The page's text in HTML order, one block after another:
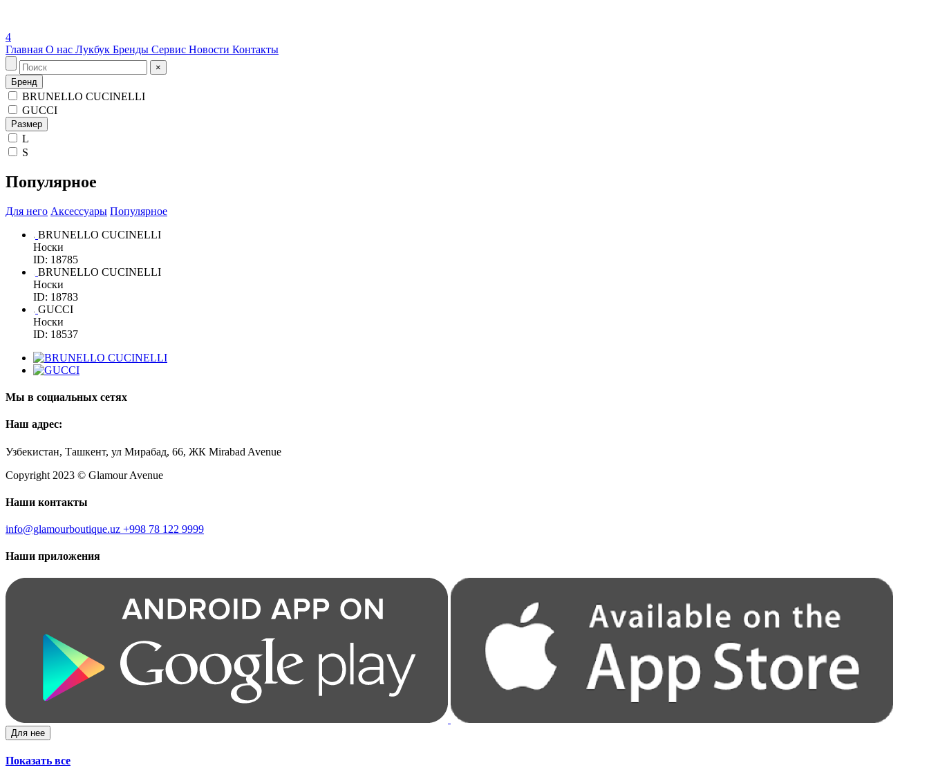
4
Главная О нас Лукбук Бренды Сервис Новости Контакты
×
Бренд
BRUNELLO CUCINELLI
GUCCI
Размер
L
S
Популярное
Для него Аксессуары Популярное
BRUNELLO CUCINELLI
Носки
ID: 18785
BRUNELLO CUCINELLI
Носки
ID: 18783
GUCCI
Носки
ID: 18537
Мы в социальных сетях
Наш адрес:
Узбекистан, Ташкент, ул Мирабад, 66, ЖК Mirabad Avenue
Copyright 2023 © Glamour Avenue
Наши контакты
info@glamourboutique.uz +998 78 122 9999
Наши приложения
Для нее
Показать все